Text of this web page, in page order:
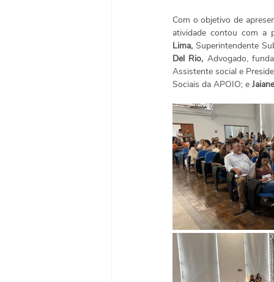
Com o objetivo de
atividade contou com a
Lima, Superintendente
Del Rio, Advogado,
Assistente social e
Sociais da APOIO; e